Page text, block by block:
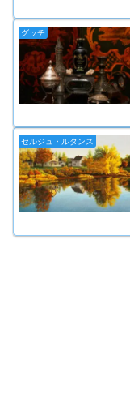
グッチ
セルジュ・ルタンス